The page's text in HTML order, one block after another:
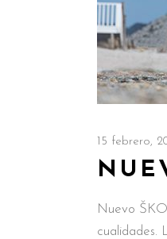
15 febrero,
Nuevo
cualidades.